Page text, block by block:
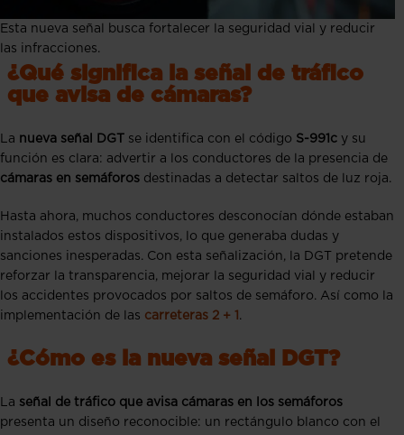
Esta nueva señal busca fortalecer la seguridad vial y reducir
las infracciones.
¿Qué significa la señal de tráfico
que avisa de cámaras?
La nueva señal DGT se identifica con el código S-991c y su
función es clara: advertir a los conductores de la presencia de
cámaras en semáforos destinadas a detectar saltos de luz roja.
Hasta ahora, muchos conductores desconocían dónde estaban
instalados estos dispositivos, lo que generaba dudas y
sanciones inesperadas. Con esta señalización, la DGT pretende
reforzar la transparencia, mejorar la seguridad vial y reducir
los accidentes provocados por saltos de semáforo. Así como la
implementación de las carreteras 2 + 1 .
¿Cómo es la nueva señal DGT?
La señal de tráfico que avisa cámaras en los semáforos
presenta un diseño reconocible: un rectángulo blanco con el